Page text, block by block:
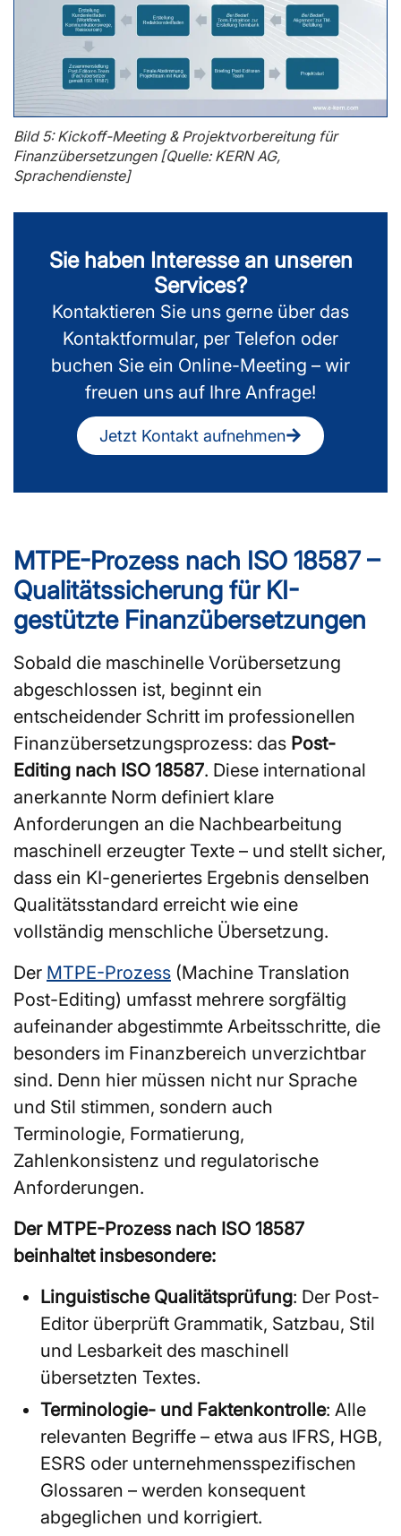
Bild 5: Kickoff-Meeting & Projektvorbereitung für
Finanzübersetzungen [Quelle: KERN AG,
Sprachendienste]
Sie haben Interesse an unseren
Services?
Kontaktieren Sie uns gerne über das
Kontaktformular, per Telefon oder
buchen Sie ein Online-Meeting – wir
freuen uns auf Ihre Anfrage!
Jetzt Kontakt aufnehmen
MTPE-Prozess nach ISO 18587 –
Qualitätssicherung für KI-
gestützte Finanzübersetzungen
Sobald die maschinelle Vorübersetzung
abgeschlossen ist, beginnt ein
entscheidender Schritt im professionellen
Finanzübersetzungsprozess: das Post-
Editing nach ISO 18587. Diese international
anerkannte Norm definiert klare
Anforderungen an die Nachbearbeitung
maschinell erzeugter Texte – und stellt sicher,
dass ein KI-generiertes Ergebnis denselben
Qualitätsstandard erreicht wie eine
vollständig menschliche Übersetzung.
Der MTPE-Prozess (Machine Translation
Post-Editing) umfasst mehrere sorgfältig
aufeinander abgestimmte Arbeitsschritte, die
besonders im Finanzbereich unverzichtbar
sind. Denn hier müssen nicht nur Sprache
und Stil stimmen, sondern auch
Terminologie, Formatierung,
Zahlenkonsistenz und regulatorische
Anforderungen.
Der MTPE-Prozess nach ISO 18587
beinhaltet insbesondere:
Linguistische Qualitätsprüfung: Der Post-
Editor überprüft Grammatik, Satzbau, Stil
und Lesbarkeit des maschinell
übersetzten Textes.
Terminologie- und Faktenkontrolle: Alle
relevanten Begriffe – etwa aus IFRS, HGB,
ESRS oder unternehmensspezifischen
Glossaren – werden konsequent
abgeglichen und korrigiert.